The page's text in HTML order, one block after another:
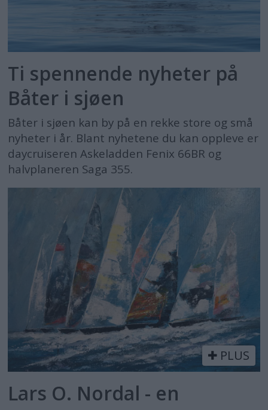
Ti spennende nyheter på
Båter i sjøen
Båter i sjøen kan by på en rekke store og små
nyheter i år. Blant nyhetene du kan oppleve er
daycruiseren Askeladden Fenix 66BR og
halvplaneren Saga 355.
PLUS
Lars O. Nordal - en